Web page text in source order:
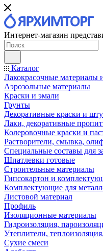
Интернет-магазин
Каталог
Лакокрасочные материалы
Аэрозольные материалы
Краски и эмали
Грунты
Декоративные краски и
Лаки, декоративные
Колеровочные краски и
Растворители, смывка,
Специальные составы для
Шпатлевки готовые
Строительные материалы
Гипсокартон и
Комплектующие для
Листовой материал
Профиль
Изоляционные материалы
Гидроизоляция,
Утеплители,
Сухие смеси